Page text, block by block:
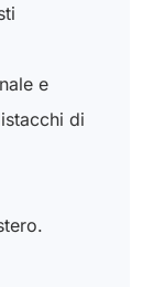
e
di